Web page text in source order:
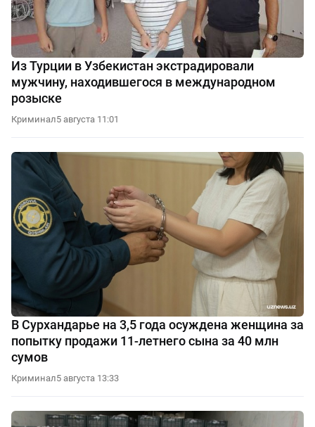
Из Турции в Узбекистан экстрадировали
мужчину, находившегося в международном
розыске
Криминал5 августа 11:01
В Сурхандарье на 3,5 года осуждена женщина за
попытку продажи 11-летнего сына за 40 млн
сумов
Криминал5 августа 13:33